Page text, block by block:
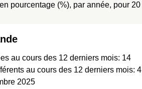
pourcentage (%), par année, pour 20
au cours des 12 derniers mois: 14
au cours des 12 derniers mois: 4
2025